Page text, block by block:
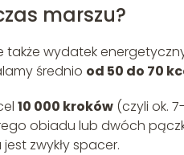
marszu?
wydatek
średnio od 50 do 70
10 000 kroków (czyli ok.
obiadu lub dwóch
zwykły spacer.